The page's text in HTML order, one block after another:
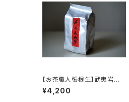
【お茶職人張根生】武夷岩茶
シリーズ: 武夷肉桂茶 (足火炭
焙)
¥4,200